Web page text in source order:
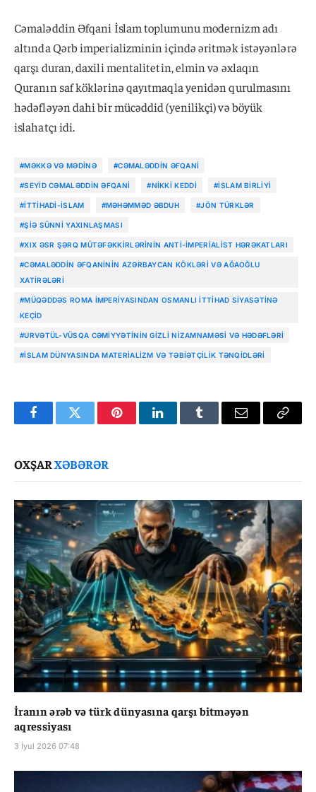
Cəmaləddin Əfqani İslam toplumunu modernizm adı
altında Qərb imperializminin içində əritmək istəyənlərə
qarşı duran, daxili mentalitetin, elmin və əxlaqın
Quranın saf köklərinə qayıtmaqla yenidən qurulmasını
hədəfləyən dahi bir mücəddid (yenilikçi) və böyük
islahatçı idi.
#MƏKKƏ VƏ MƏDINƏ #CƏMALƏDDIN ƏFQANI
#SEYID CƏMALƏDDIN ƏFQANI #NIKKI KEDDI #İSLAM BIRLIYI
#İTTIHADI-İSLAM #MƏHƏMMƏD ƏBDUH #JÖN TÜRKLƏR
#ŞIƏ SÜNNI YAXINLAŞMASI
#XIX ƏSR ŞƏRQ MÜTƏFƏKKIRLƏRININ ANTI-IMPERIALIST HƏRƏKATLARI
#CƏMALƏDDIN ƏFQANININ AZƏRBAYCAN KÖKLƏRI VƏ AĞAOĞLU
XATIRƏLƏRI
#MÜQƏDDƏS ROMA İMPERIYASINDAN OSMANLI ITTIHAD SIYASƏTINƏ
KEÇID
#URVƏTÜL-VÜSQA CƏMIYYƏTININ GIZLI NIZAMNAMƏSI VƏ HƏDƏFLƏRI
#İSLAM DÜNYASINDA MATERIALIZM VƏ TƏBIƏTÇILIK TƏNQIDLƏRI
FacebookTwitter PinterestLinkedInTumblr Email
Copy
OXŞARXƏBƏRƏR
İranın ərəb və türk dünyasına qarşı bitməyən
aqressiyası
3 İyul 2026 07:48